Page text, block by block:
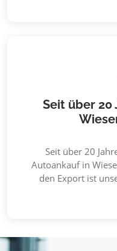
Seit über 20
Seit über 20
Autoankauf in
den Export ist